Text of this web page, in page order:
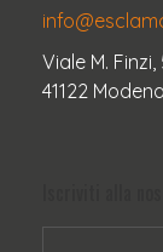
Viale M. Finzi,
41122